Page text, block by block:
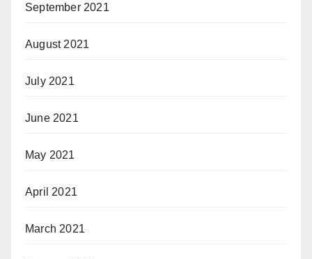
September 2021
August 2021
July 2021
June 2021
May 2021
April 2021
March 2021